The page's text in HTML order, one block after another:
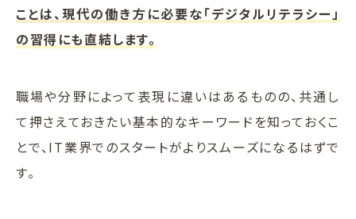
ことは、現代の働き方に必要な「デジタルリテラシー」
の習得にも直結します。
職場や分野によって表現に違いはあるものの、共通し
て押さえておきたい基本的なキーワードを知っておくこ
とで、IT業界でのスタートがよりスムーズになるはずで
す。